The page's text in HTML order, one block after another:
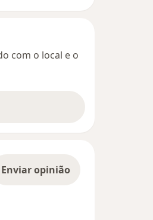
com o local e o
Enviar opinião